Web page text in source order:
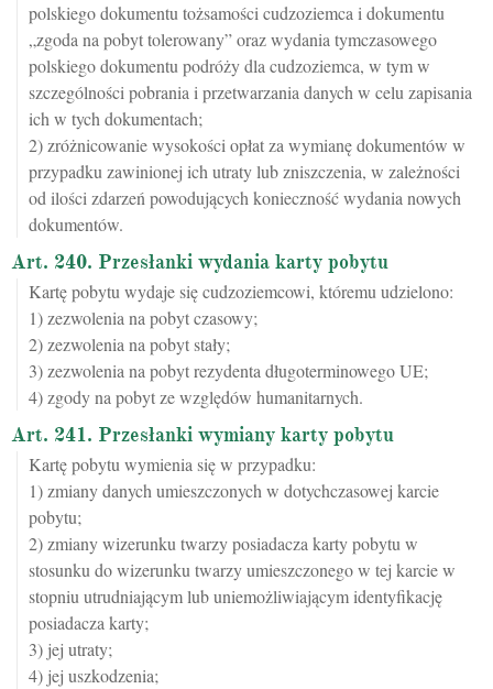
polskiego dokumentu tożsamości cudzoziemca i dokumentu
„zgoda na pobyt tolerowany” oraz wydania tymczasowego
polskiego dokumentu podróży dla cudzoziemca, w tym w
szczególności pobrania i przetwarzania danych w celu zapisania
ich w tych dokumentach;
2) zróżnicowanie wysokości opłat za wymianę dokumentów w
przypadku zawinionej ich utraty lub zniszczenia, w zależności
od ilości zdarzeń powodujących konieczność wydania nowych
dokumentów.
Art. 240. Przesłanki wydania karty pobytu
Kartę pobytu wydaje się cudzoziemcowi, któremu udzielono:
1) zezwolenia na pobyt czasowy;
2) zezwolenia na pobyt stały;
3) zezwolenia na pobyt rezydenta długoterminowego UE;
4) zgody na pobyt ze względów humanitarnych.
Art. 241. Przesłanki wymiany karty pobytu
Kartę pobytu wymienia się w przypadku:
1) zmiany danych umieszczonych w dotychczasowej karcie
pobytu;
2) zmiany wizerunku twarzy posiadacza karty pobytu w
stosunku do wizerunku twarzy umieszczonego w tej karcie w
stopniu utrudniającym lub uniemożliwiającym identyfikację
posiadacza karty;
3) jej utraty;
4) jej uszkodzenia;